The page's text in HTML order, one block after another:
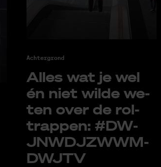
Achtergrond
Al­les wat je wel
én niet wil­de we­
ten over de rol­
trap­pen: #DW­
JN­W­D­J­­­ZWW­M­
DW­JTV